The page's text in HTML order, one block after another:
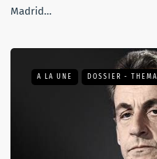
Madrid…
A LA UNE DOSSIER - THEMA